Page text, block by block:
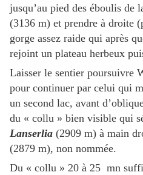
jusqu’au pied des éboulis de
(3136 m) et prendre à droite
gorge assez raide qui après
rejoint un plateau herbeux
Laisser le sentier poursuivre
pour continuer par celui qui
un second lac, avant
du « collu » bien visible qui
Lanserlia (2909 m) à main
(2879 m), non nommée.
Du « collu » 20 à 25 mn